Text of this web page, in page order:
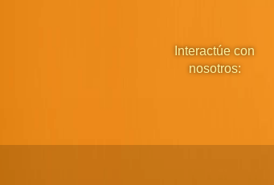
Interactúe con
nosotros: